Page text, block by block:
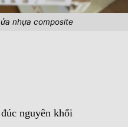
nhựa composite
nguyên khối